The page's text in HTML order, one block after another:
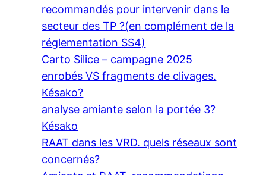
recommandés pour intervenir dans le
secteur des TP ?(en complément de la
réglementation SS4)
Carto Silice – campagne 2025
enrobés VS fragments de clivages.
Késako?
analyse amiante selon la portée 3?
Késako
RAAT dans les VRD. quels réseaux sont
concernés?